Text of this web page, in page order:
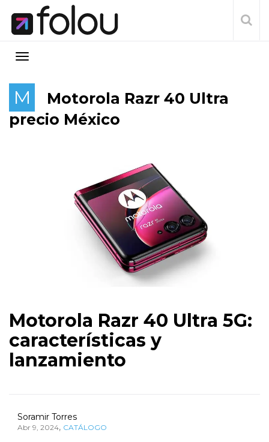
M
Motorola Razr 40 Ultra
precio México
Motorola Razr 40 Ultra 5G:
características y
lanzamiento
Soramir Torres
Abr 9, 2024, CATÁLOGO